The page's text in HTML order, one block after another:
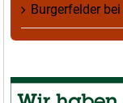
Burgerfelderbei